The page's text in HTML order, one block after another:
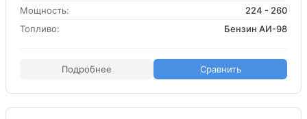
Мощность:
224 - 260
Топливо:
Бензин АИ-98
Подробнее Сравнить